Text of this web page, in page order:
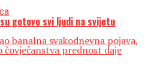
gotovo svi ljudi na svijetu
banalna svakodnevna pojava,
čovječanstva prednost daje